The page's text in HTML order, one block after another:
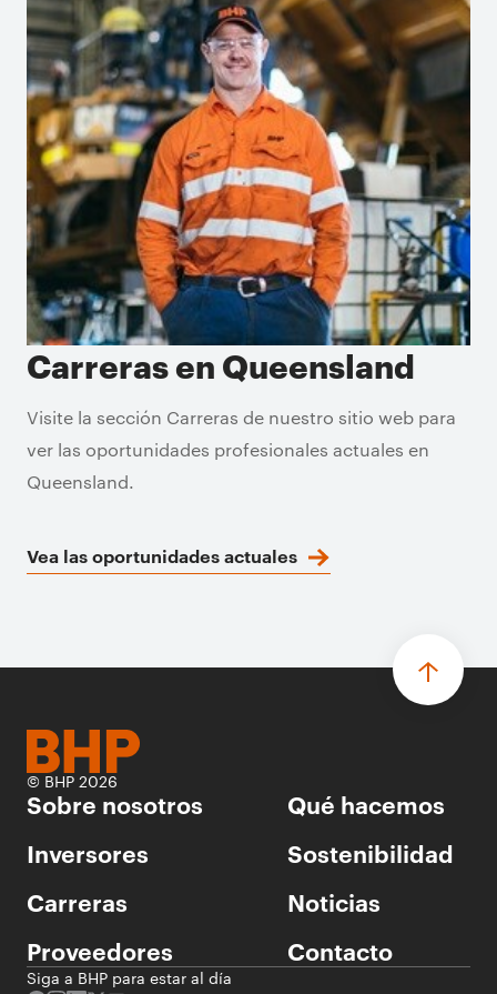
Carreras en Queensland
Visite la sección Carreras de nuestro sitio web para
ver las oportunidades profesionales actuales en
Queensland.
Vea las oportunidades actuales
© BHP 2026
Sobre nosotros
Qué hacemos
Inversores
Sostenibilidad
Carreras
Noticias
Proveedores
Contacto
Siga a BHP para estar al día